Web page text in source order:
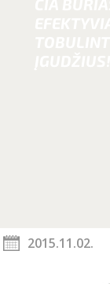
2015.11.02.